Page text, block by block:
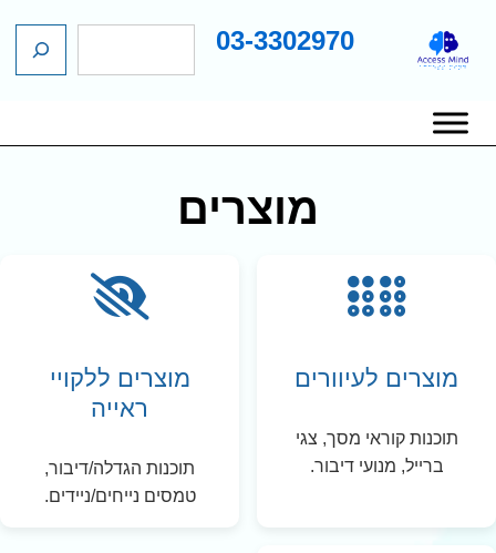
03-3302970
ניווט
ראשי
מוצרים
מוצרים לעיוורים
תוכנות קוראי מסך, צגי
ברייל, מנועי דיבור.
מוצרים ללקויי
ראייה
תוכנות הגדלה/דיבור,
טמסים נייחים/ניידים.